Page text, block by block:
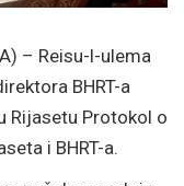
– Reisu-l-ulema
BHRT-a
Rijasetu Protokol o
i BHRT-a.